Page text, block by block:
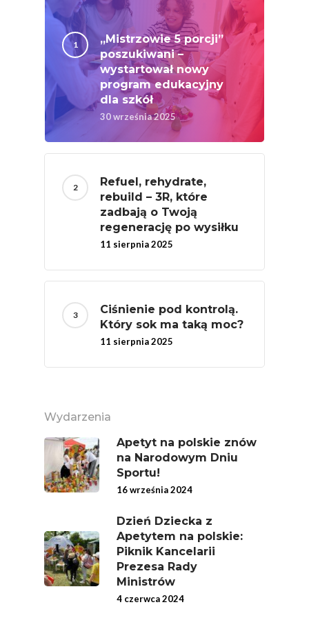
„Mistrzowie 5 porcji”
poszukiwani –
wystartował nowy
program edukacyjny
dla szkół
30 września 2025
Refuel, rehydrate,
rebuild – 3R, które
zadbają o Twoją
regenerację po wysiłku
11 sierpnia 2025
Ciśnienie pod kontrolą.
Który sok ma taką moc?
11 sierpnia 2025
Wydarzenia
Apetyt na polskie znów
na Narodowym Dniu
Sportu!
16 września 2024
Dzień Dziecka z
Apetytem na polskie:
Piknik Kancelarii
Prezesa Rady
Ministrów
4 czerwca 2024
Efekt Metaboliczny
Projekty
Naturalnie, Że
MOC POLSKICH
# Wybieram
Jabłka
5 Porcji Warzyw,
Certyfikowany
Narodowe Badania
Konsumpcji Warzyw
Nutriscore Fakty
Związków
Ziemniak
Ekologicznej
Chrup Owoce, Jedz
Warzywa – To Na